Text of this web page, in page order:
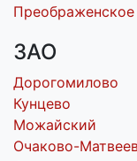
Преображенское
ЗАО
Дорогомилово
Кунцево
Можайский
Очаково-